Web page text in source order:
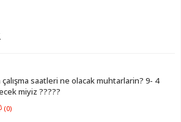
çalışma saatleri ne olacak muhtarlarin? 9- 4
miyiz ?????
(0)